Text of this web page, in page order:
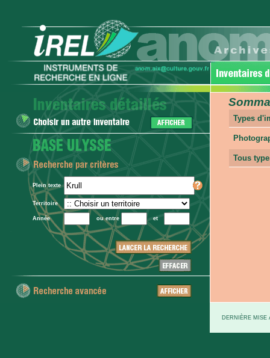
Plein texte
Territoire
Année ou entre et
Types
Tous
DERNIÈRE MISE